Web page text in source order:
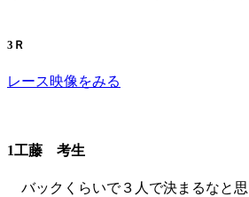
3Ｒ
レース映像をみる
1工藤 考生
バックくらいで３人で決まるなと